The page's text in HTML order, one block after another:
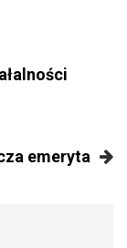
emeryta